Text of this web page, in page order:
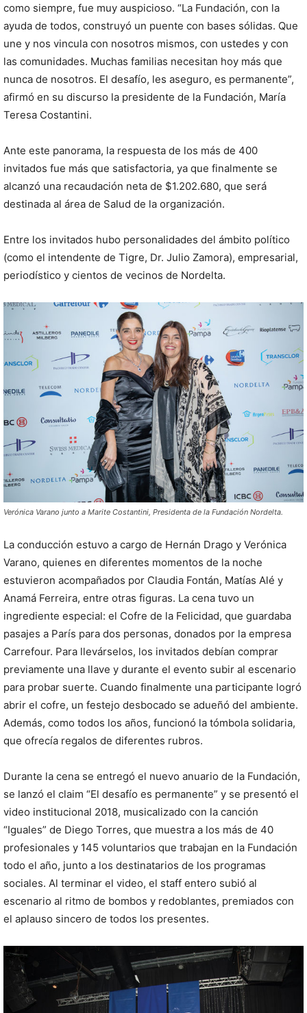
como siempre, fue muy auspicioso. “La Fundación, con la
ayuda de todos, construyó un puente con bases sólidas. Que
une y nos vincula con nosotros mismos, con ustedes y con
las comunidades. Muchas familias necesitan hoy más que
nunca de nosotros. El desafío, les aseguro, es permanente”,
afirmó en su discurso la presidente de la Fundación, María
Teresa Costantini.
Ante este panorama, la respuesta de los más de 400
invitados fue más que satisfactoria, ya que finalmente se
alcanzó una recaudación neta de $1.202.680, que será
destinada al área de Salud de la organización.
Entre los invitados hubo personalidades del ámbito político
(como el intendente de Tigre, Dr. Julio Zamora), empresarial,
periodístico y cientos de vecinos de Nordelta.
Verónica Varano junto a Marite Costantini, Presidenta de la Fundación Nordelta.
La conducción estuvo a cargo de Hernán Drago y Verónica
Varano, quienes en diferentes momentos de la noche
estuvieron acompañados por Claudia Fontán, Matías Alé y
Anamá Ferreira, entre otras figuras. La cena tuvo un
ingrediente especial: el Cofre de la Felicidad, que guardaba
pasajes a París para dos personas, donados por la empresa
Carrefour. Para llevárselos, los invitados debían comprar
previamente una llave y durante el evento subir al escenario
para probar suerte. Cuando finalmente una participante logró
abrir el cofre, un festejo desbocado se adueñó del ambiente.
Además, como todos los años, funcionó la tómbola solidaria,
que ofrecía regalos de diferentes rubros.
Durante la cena se entregó el nuevo anuario de la Fundación,
se lanzó el claim “El desafío es permanente” y se presentó el
video institucional 2018, musicalizado con la canción
“Iguales” de Diego Torres, que muestra a los más de 40
profesionales y 145 voluntarios que trabajan en la Fundación
todo el año, junto a los destinatarios de los programas
sociales. Al terminar el video, el staff entero subió al
escenario al ritmo de bombos y redoblantes, premiados con
el aplauso sincero de todos los presentes.